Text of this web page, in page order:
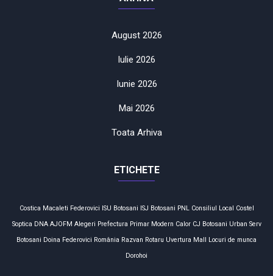
August 2026
Iulie 2026
Iunie 2026
Mai 2026
Toata Arhiva
ETICHETE
Costica Macaleti Federovici ISU Botosani ISJ Botosani PNL Consiliul Local Costel
Soptica DNA AJOFM Alegeri Prefectura Primar Modern Calor CJ Botosani Urban Serv
Botosani Doina Federovici România Razvan Rotaru Uvertura Mall Locuri de munca
Dorohoi